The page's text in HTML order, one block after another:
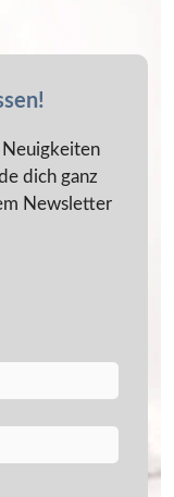
dich ganz
Newsletter